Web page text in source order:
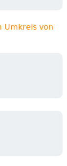
Umkreis von